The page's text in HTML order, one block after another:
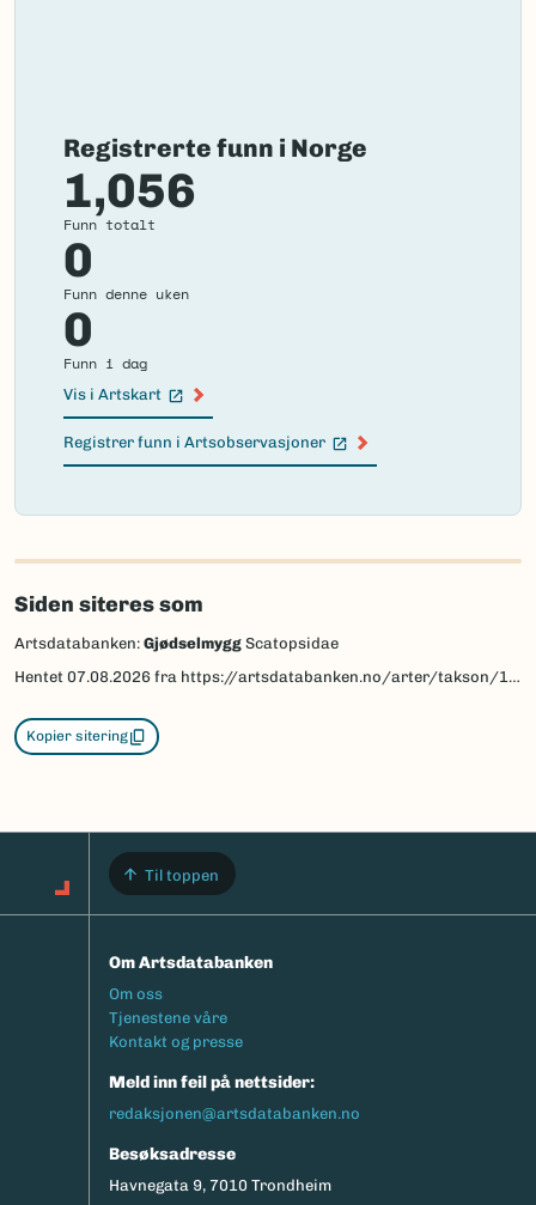
Registrerte funn i Norge
1,056
Funn totalt
0
Funn denne uken
0
Funn i dag
Vis i Artskart
(Ekstern lenke)
Registrer funn i Artsobservasjoner
(Ekstern lenke)
Failed
to
load
Siden siteres som
Artsdatabanken: Gjødselmygg Scatopsidae
Hentet 07.08.2026 fra https://artsdatabanken.no/arter/takson/15679
Kopier sitering
Til toppen
Om Artsdatabanken
Footermeny
Om oss
Tjenestene våre
Kontakt og presse
Meld inn feil på nettsider:
redaksjonen@artsdatabanken.no
Besøksadresse
Havnegata 9, 7010 Trondheim